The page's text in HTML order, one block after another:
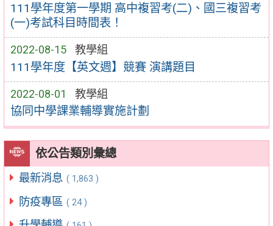
111學年度第一學期 高中複習考(二)、國三複習考
(一)考試科目時間表！
2022-08-15 教學組
111學年度【英文週】競賽 演講題目
2022-08-01 教學組
協同中學課業輔導實施計劃
依公告類別彙總
最新消息 ( 1,863 )
防疫專區 ( 24 )